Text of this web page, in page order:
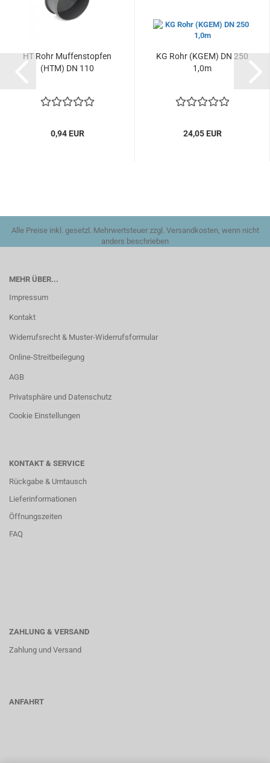
HT Rohr Muffenstopfen
(HTM) DN 110
0,94 EUR
KG Rohr (KGEM) DN 250
1,0m
24,05 EUR
Alle Preise inkl. gesetzl. Mehrwertsteuer zzgl. Versandkosten, wenn nicht
anders beschrieben
MEHR ÜBER...
Impressum
Kontakt
Widerrufsrecht & Muster-Widerrufsformular
Online-Streitbeilegung
AGB
Privatsphäre und Datenschutz
Cookie Einstellungen
KONTAKT & SERVICE
Rückgabe & Umtausch
Lieferinformationen
Öffnungszeiten
FAQ
ZAHLUNG & VERSAND
Zahlung und Versand
ANFAHRT